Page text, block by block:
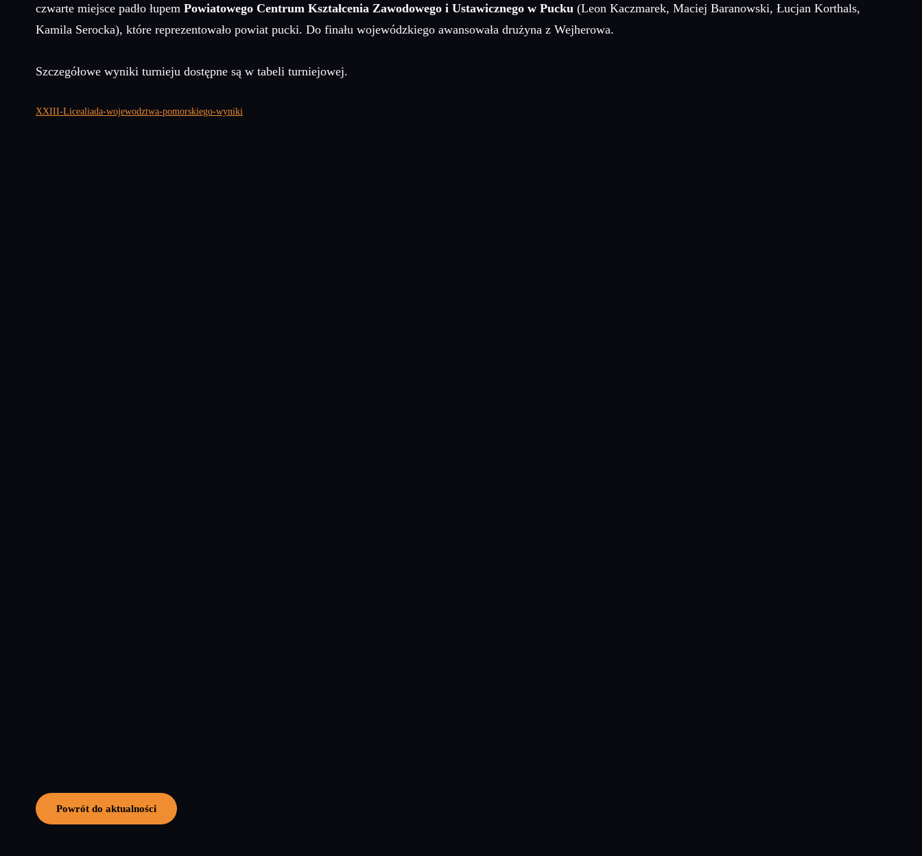
czwarte miejsce padło łupem Powiatowego Centrum Kształcenia Zawodowego i Ustawicznego w Pucku (Leon Kaczmarek, Maciej Baranowski, Łucjan Korthals,
Kamila Serocka), które reprezentowało powiat pucki. Do finału wojewódzkiego awansowała drużyna z Wejherowa.
Szczegółowe wyniki turnieju dostępne są w tabeli turniejowej.
XXIII-Licealiada-wojewodztwa-pomorskiego-wyniki
Powrót do aktualności